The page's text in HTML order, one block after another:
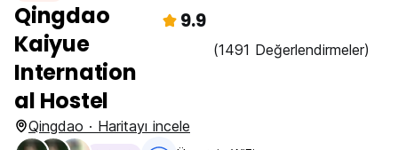
Qingdao
Kaiyue
Internation
al Hostel
9.9
(1491 Değerlendirmeler)
Qingdao · Haritayı incele